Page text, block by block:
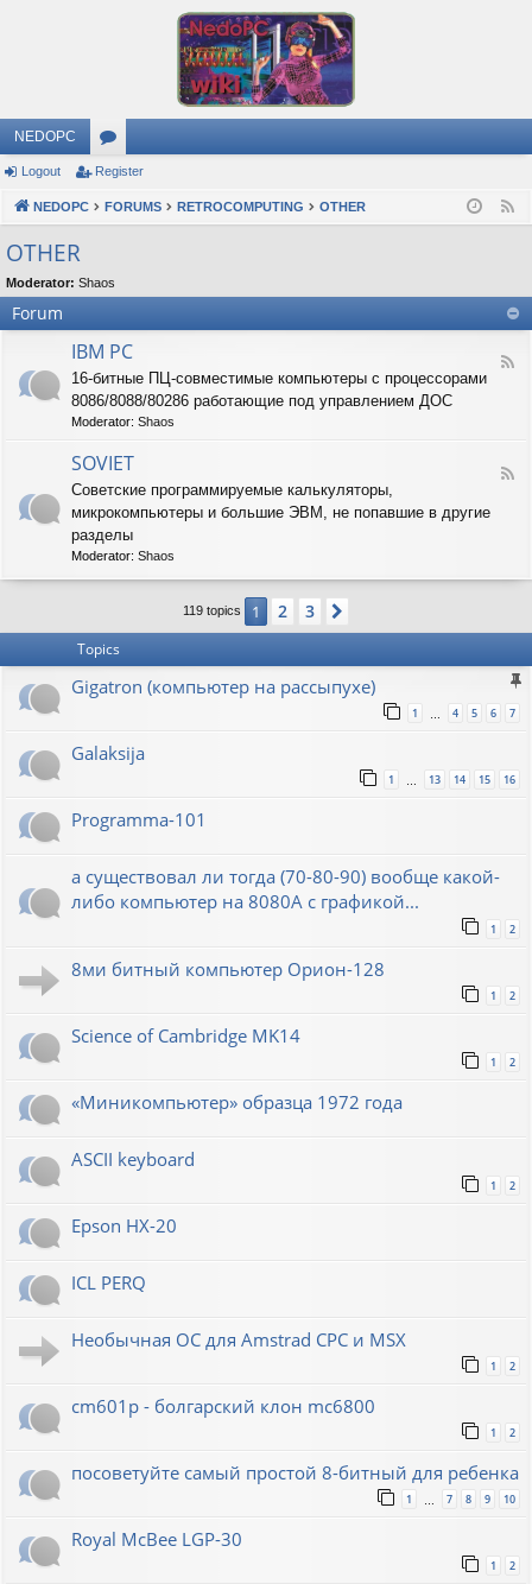
NEDOPC
or
u
s
Logout Register
NEDOPC FORUMS RETROCOMPUTING OTHER
OTHER
Moderator: Shaos
Forum
F
B
IBM PC
16-битные ПЦ-совместимые компьютеры с процессорами
8086/8088/80286 работающие под управлением ДОС
Moderator: Shaos
F
SOVIET
Советские программируемые калькуляторы,
микрокомпьютеры и большие ЭВМ, не попавшие в другие
разделы
Moderator: Shaos
119 topics 1 2 3
Topics
Gigatron (компьютер на рассыпухе)
1 … 4 5 6 7
Galaksija
1 … 13 14 15 16
Programma-101
а существовал ли тогда (70-80-90) вообще какой-
либо компьютер на 8080А с графикой...
1 2
8ми битный компьютер Орион-128
1 2
Science of Cambridge MK14
1 2
«Миникомпьютер» образца 1972 года
ASCII keyboard
1 2
Epson HX-20
ICL PERQ
Необычная ОС для Amstrad CPC и MSX
1 2
cm601p - болгарский клон mc6800
1 2
посоветуйте самый простой 8-битный для ребенка
1 … 7 8 9 10
Royal McBee LGP-30
1 2